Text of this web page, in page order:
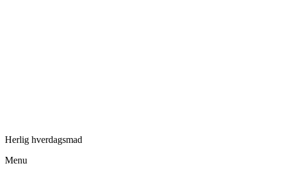
Herlig hverdagsmad
Menu